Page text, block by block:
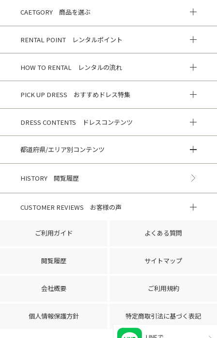
CAETGORY 商品を選ぶ
RENTAL POINT レンタルポイント
HOW TO RENTAL レンタルの流れ
PICK UP DRESS おすすめドレス特集
DRESS CONTENTS ドレスコンテンツ
都道府県/エリア別コンテンツ
HISTORY 閲覧履歴
CUSTOMER REVIEWS お客様の声
ご利用ガイド よくある質問
閲覧履歴 サイトマップ
会社概要 ご利用規約
個人情報保護方針 特定商取引法に基づく表記